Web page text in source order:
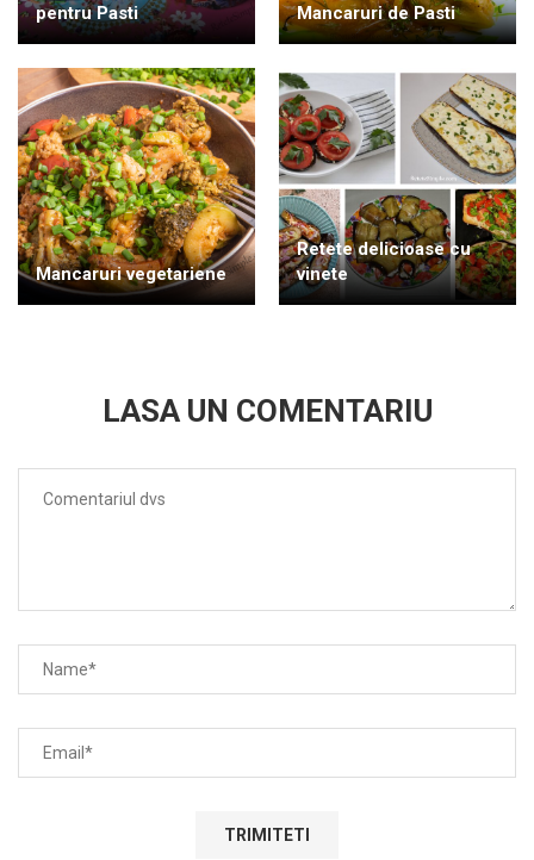
pentru Pasti
Mancaruri de Pasti
Mancaruri vegetariene
Retete delicioase cu
vinete
LASA UN COMENTARIU